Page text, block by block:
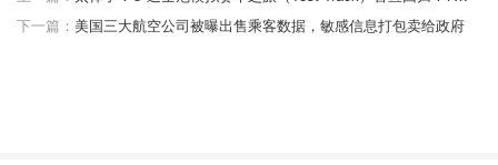
下一篇： 美国三大航空公司被曝出售乘客数据，敏感信息打包卖给政府